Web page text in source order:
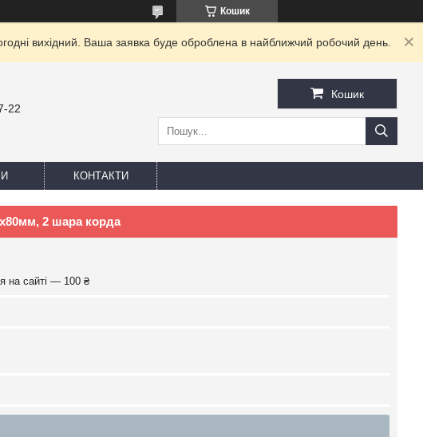
Кошик
вихідний. Ваша заявка буде оброблена в найближчий робочий день.
22
Кошик
КОНТАКТИ
2 шара корда
на сайті — 100 ₴